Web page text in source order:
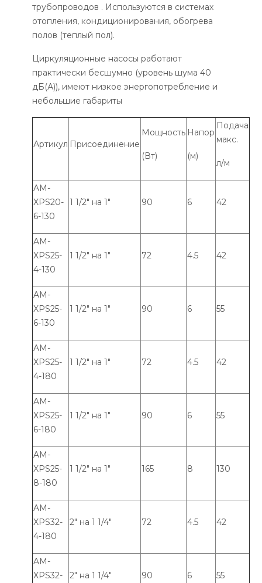
трубопроводов . Используются в системах
отопления, кондиционирования, обогрева
полов (теплый пол).
Циркуляционные насосы работают
практически бесшумно (уровень шума 40
дБ(А)), имеют низкое энергопотребление и
небольшие габариты
Артикул Присоединение
Мощность
(Вт)
Напор
(м)
Подача
макс.
л/м
AM-
XPS20-
6-130
1 1/2" на 1" 90 6 42
AM-
XPS25-
4-130
1 1/2" на 1" 72 4.5 42
AM-
XPS25-
6-130
1 1/2" на 1" 90 6 55
AM-
XPS25-
4-180
1 1/2" на 1" 72 4.5 42
AM-
XPS25-
6-180
1 1/2" на 1" 90 6 55
AM-
XPS25-
8-180
1 1/2" на 1" 165 8 130
AM-
XPS32-
4-180
2" на 1 1/4" 72 4.5 42
AM-
XPS32-
2" на 1 1/4" 90 6 55